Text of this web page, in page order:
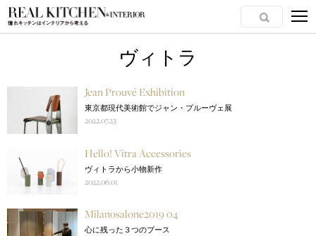
ヴィトラ
Jean Prouvé Exhibition
東京都現代美術館でジャン・プルーヴェ展
2022.07.23
Hello! Vitra Accessories
ヴィトラから小物新作
2022.06.01
Milanosalone2019 04
心に残った３つのブース